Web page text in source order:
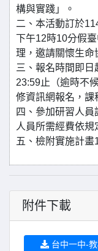
構與實踐」。
二、本活動訂於
下午12時10分假
理，邀請關懷生命
三、報名時間即
23:59止（逾時不
修資訊網報名，課
四、參加研習人
人員所需經費依規
五、檢附實施計畫
附件下載
台中一中-教